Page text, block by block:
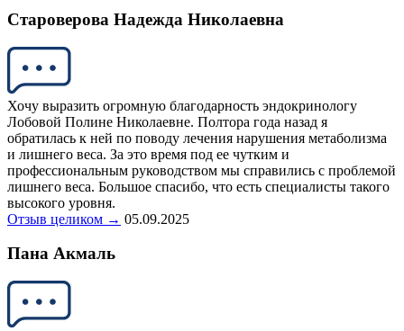
Староверова Надежда Николаевна
Хочу выразить огромную благодарность эндокринологу
Лобовой Полине Николаевне. Полтора года назад я
обратилась к ней по поводу лечения нарушения метаболизма
и лишнего веса. За это время под ее чутким и
профессиональным руководством мы справились с проблемой
лишнего веса. Большое спасибо, что есть специалисты такого
высокого уровня.
Отзыв целиком → 05.09.2025
Пана Акмаль